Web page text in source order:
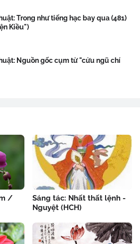
Trong như tiếng hạc bay qua (481)
Kiều")
Nguồn gốc cụm từ "cửu ngũ chí
/
Sáng tác: Nhất thất lệnh -
Nguyệt (HCH)